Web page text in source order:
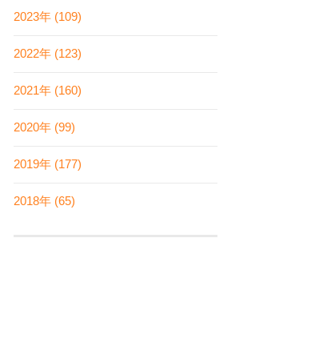
2023年 (109)
2022年 (123)
2021年 (160)
2020年 (99)
2019年 (177)
2018年 (65)